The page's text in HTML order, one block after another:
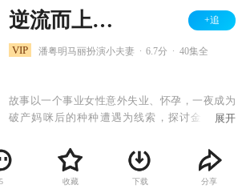
逆流而上的你 DVD版 +追
VIP 潘粤明马丽扮演小夫妻 6.7分 40集全
故事以一个事业女性意外失业、怀孕，一夜成为
破产妈咪后的种种遭遇为线索，探讨金钱与育
女到节俭妈的人生转变，讲述了一个关于“亲情爱
情才是人生最大奢侈品”的故事。
展开
5 收藏 下载 分享